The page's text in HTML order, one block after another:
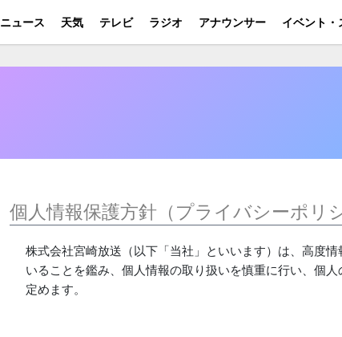
ニュース 天気 テレビ ラジオ アナウンサー イベント・
個人情報保護方針（プライバシーポリシ
株式会社宮崎放送（以下「当社」といいます）は、高度
いることを鑑み、個人情報の取り扱いを慎重に行い、個
定めます。